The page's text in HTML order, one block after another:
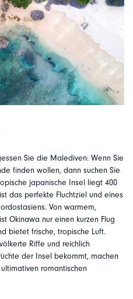
Sie die Malediven: Wenn Sie
finden wollen, dann suchen Sie
japanische Insel liegt 400
das perfekte Fluchtziel und eines
Von warmem,
Okinawa nur einen kurzen Flug
bietet frische, tropische Luft.
Riffe und reichlich
der Insel bekommt, machen
romantischen